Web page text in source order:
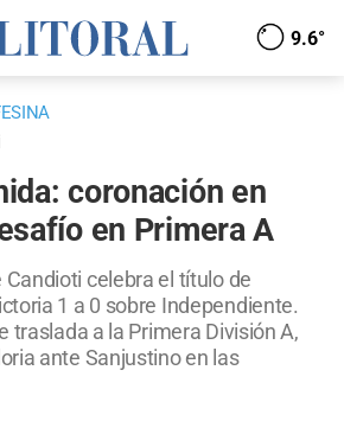
9.6°
coronación en
en Primera A
celebra el título de
1 a 0 sobre Independiente.
traslada a la Primera División A,
ante Sanjustino en las